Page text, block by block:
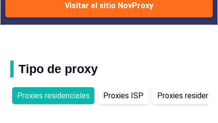
Visitar el sitio NovProxy
Tipo de proxy
Proxies residenciales Proxies ISP Proxies